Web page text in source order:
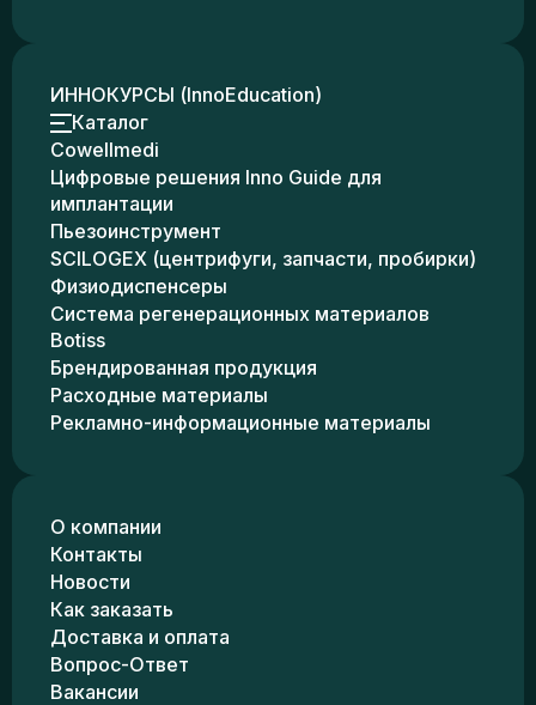
ИННОКУРСЫ (InnoEducation)
Каталог
Cowellmedi
Цифровые решения Inno Guide для
имплантации
Пьезоинструмент
SCILOGEX (центрифуги, запчасти, пробирки)
Физиодиспенсеры
Система регенерационных материалов
Botiss
Брендированная продукция
Расходные материалы
Рекламно-информационные материалы
О компании
Контакты
Новости
Как заказать
Доставка и оплата
Вопрос-Ответ
Вакансии